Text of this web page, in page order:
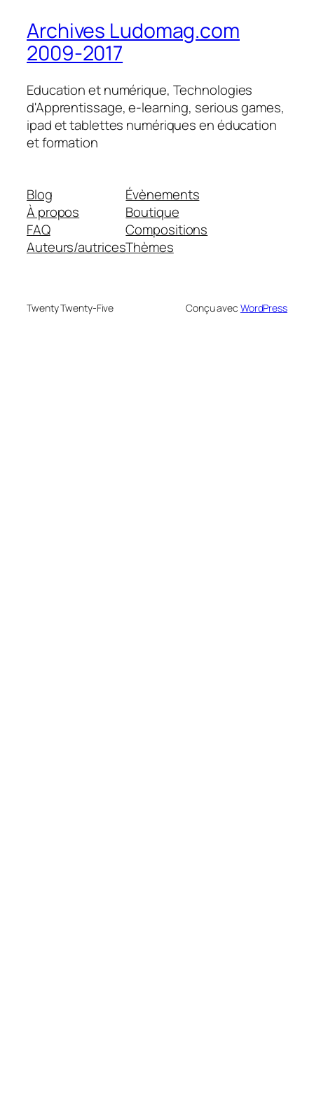
Archives Ludomag.com
2009-2017
Education et numérique, Technologies
d'Apprentissage, e-learning, serious games,
ipad et tablettes numériques en éducation
et formation
Blog
À propos
FAQ
Auteurs/autrices
Évènements
Boutique
Compositions
Thèmes
Twenty Twenty-Five Conçu avec WordPress